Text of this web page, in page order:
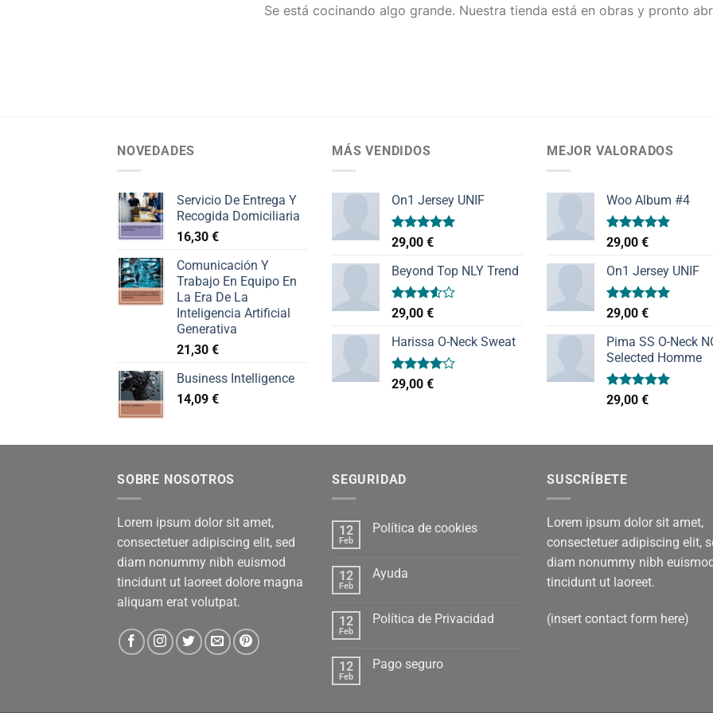
Se está cocinando algo grande. Nuestra tienda está en obras y pronto
NOVEDADES
Servicio De Entrega Y
Recogida Domiciliaria
16,30 €
Comunicación Y
Trabajo En Equipo En
La Era De La
Inteligencia Artificial
Generativa
21,30 €
Business Intelligence
14,09 €
MÁS VENDIDOS
On1 Jersey UNIF
Valorado
con
de 5
29,00 €
Beyond Top NLY Trend
Valorado
con
3.50de
5
29,00 €
Harissa O-Neck Sweat
Valorado
con
29,00 €
MEJOR VALORADOS
Woo Album #4
Valorado
con
de 5
29,00 €
On1 Jersey UNIF
Valorado
con
de 5
29,00 €
Pima SS O-Neck
Selected Homme
Valorado
con
29,00 €
SOBRE NOSOTROS
Lorem ipsum dolor sit amet,
consectetuer adipiscing elit, sed
diam nonummy nibh euismod
tincidunt ut laoreet dolore magna
aliquam erat volutpat.
SEGURIDAD
12
Feb
Política de cookies
12
Feb
Ayuda
12
Feb
Política de Privacidad
12
Feb
Pago seguro
SUSCRÍBETE
Lorem ipsum dolor sit amet,
consectetuer adipiscing elit,
diam nonummy nibh euismod
tincidunt ut laoreet.
(insert contact form here)